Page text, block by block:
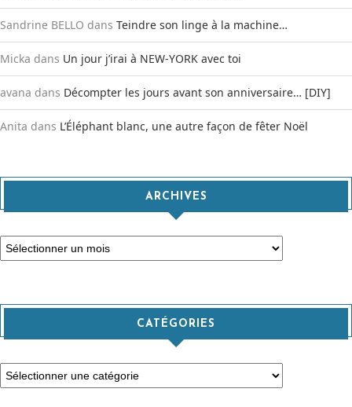
Sandrine BELLO dans Teindre son linge à la machine…
Micka dans Un jour j’irai à NEW-YORK avec toi
avana dans Décompter les jours avant son anniversaire… [DIY]
Anita dans L’Éléphant blanc, une autre façon de fêter Noël
ARCHIVES
Archives
CATÉGORIES
Catégories